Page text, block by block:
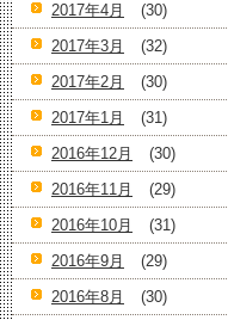
2017年4月
(30)
2017年3月
(32)
2017年2月
(30)
2017年1月
(31)
2016年12月
(30)
2016年11月
(29)
2016年10月
(31)
2016年9月
(29)
2016年8月
(30)